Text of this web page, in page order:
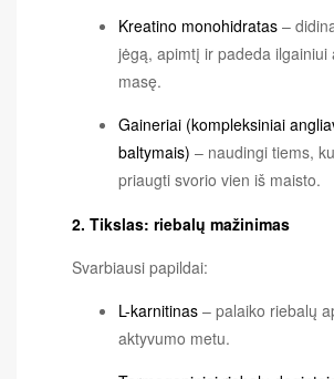
Kreatino monohidratas –
jėgą, apimtį ir padeda ilgainiui
masę.
Gaineriai (kompleksiniai
baltymais) – naudingi tiems,
priaugti svorio vien iš maisto.
2. Tikslas: riebalų mažinimas
Svarbiausi papildai:
L-karnitinas – palaiko riebalų
aktyvumo metu.